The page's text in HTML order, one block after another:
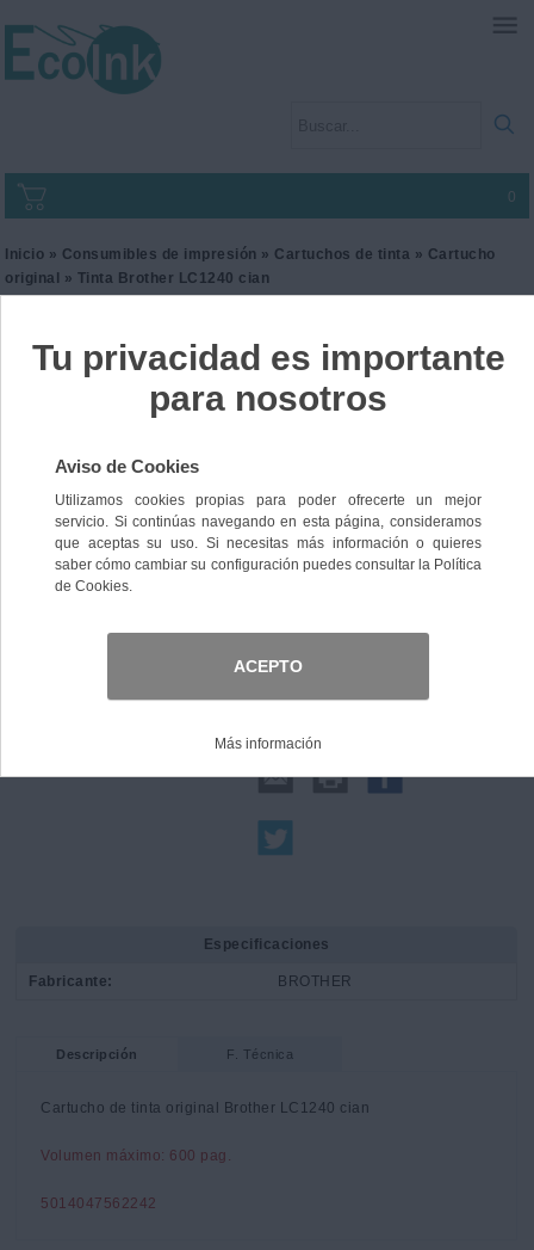
0
Inicio » Consumibles de impresión » Cartuchos de tinta » Cartucho
original
» Tinta Brother LC1240 cian
Tinta Brother LC1240 cian
Ref. LC1240CBP
Comprar
Especificaciones
Fabricante: BROTHER
Descripción F. Técnica
Cartucho de tinta original Brother LC1240 cian
Volumen máximo: 600 pag.
5014047562242